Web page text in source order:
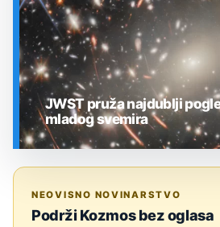
JWST pruža najdublji
mladog svemira
NEOVISNO NOVINARSTVO
Podrži Kozmos bez oglasa